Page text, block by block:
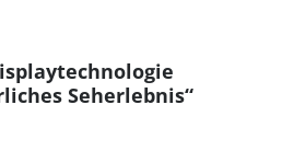
Seherlebnis“